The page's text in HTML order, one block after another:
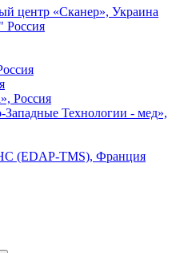
центр «Сканер», Украина
Россия
Технологии - мед»,
TMS), Франция